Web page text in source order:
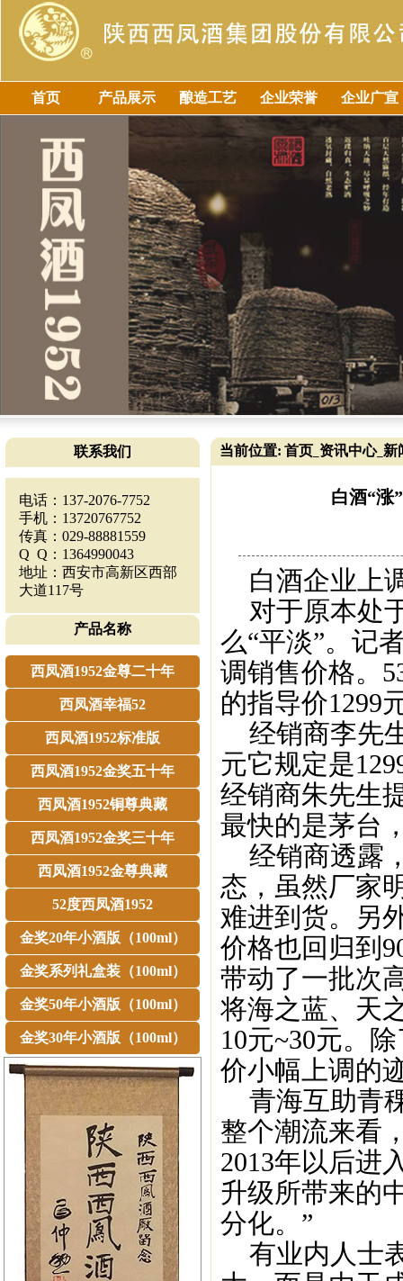
首页 产品展示 酿造工艺 企业荣誉 企业广宣
联系我们
电话：137-2076-7752
手机：13720767752
传真：029-88881559
Q Q：1364990043
地址：西安市高新区西部
大道117号
产品名称
西凤酒1952金尊二十年
西凤酒幸福52
西凤酒1952标准版
西凤酒1952金奖五十年
西凤酒1952铜尊典藏
西凤酒1952金奖三十年
西凤酒1952金尊典藏
52度西凤酒1952
金奖20年小酒版（100ml）
金奖系列礼盒装（100ml）
金奖50年小酒版（100ml）
金奖30年小酒版（100ml）
当前位置: 首页 资讯中心_ 新
白酒“涨
白酒企业上
对于原本处
么“平淡”。记
调销售价格。
的指导价1299
经销商李先
元它规定是
经销商朱先生
最快的是茅台
经销商透露
态，虽然厂家
难进到货。另
价格也回归到
带动了一批次
将海之蓝、天
10元~30元。
价小幅上调的
青海互助青
整个潮流来看
2013年以后进
升级所带来的
分化。”
有业内人士